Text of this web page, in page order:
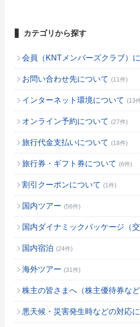
カテゴリから探す
会員（KNTメンバーズクラブ）
お問い合わせ先について (11件)
インターネット環境について (13
オンライン予約について (27件)
旅行代金支払いについて (18件)
旅行券・ギフト券について (6件)
割引クーポンについて (1件)
国内ツアー (56件)
国内ダイナミックパッケージ（交
国内宿泊 (24件)
海外ツアー (31件)
株主の皆さまへ（株主優待券など
悪天候・災害発生時などの対応